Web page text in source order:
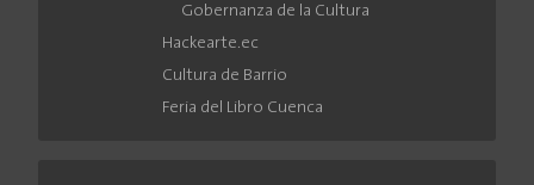
Gobernanza de la Cultura
Hackearte.ec
Cultura de Barrio
Feria del Libro Cuenca